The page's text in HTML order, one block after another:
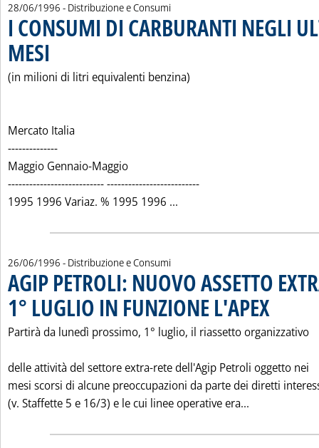
28/06/1996 - Distribuzione e Consumi
I CONSUMI DI CARBURANTI NEGLI
MESI
(in milioni di litri equivalenti benzina)
Mercato Italia
--------------
Maggio Gennaio-Maggio
--------------------------- --------------------------
1995 1996 Variaz. % 1995 1996 ...
26/06/1996 - Distribuzione e Consumi
AGIP PETROLI: NUOVO ASSETTO
1° LUGLIO IN FUNZIONE L'APEX
Partirà da lunedì prossimo, 1° luglio, il riassetto organizzativo
delle attività del settore extra-rete dell'Agip Petroli oggetto nei
mesi scorsi di alcune preoccupazioni da parte dei diretti
(v. Staffette 5 e 16/3) e le cui linee operative era...